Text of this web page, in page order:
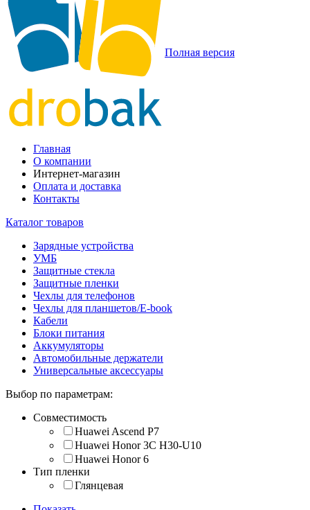
Полная версия
Главная
О компании
Интернет-магазин
Оплата и доставка
Контакты
Каталог товаров
Зарядные устройства
УМБ
Защитные стекла
Защитные пленки
Чехлы для телефонов
Чехлы для планшетов/E-book
Кабели
Блоки питания
Аккумуляторы
Автомобильные держатели
Универсальные аксессуары
Выбор по параметрам:
Совместимость
Huawei Ascend P7
Huawei Honor 3C H30-U10
Huawei Honor 6
Тип пленки
Глянцевая